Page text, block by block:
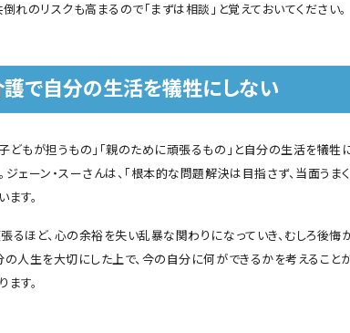
倒れのリスクも高まるので「まずは相談」と覚えておいてください。
で自分の生活を犠牲にしない
どもが担うもの」「親のために頑張るもの」と自分の生活を犠牲
ジェーン・スーさんは、「根本的な問題解決は目指さず、当面うま
ます。
るほど、心の余裕を失い乱暴な関わりになっていき、むしろ後悔
の人生を大切にした上で、今の自分に何ができるかを考えること
ます。